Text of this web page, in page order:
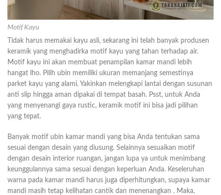
Motif Kayu
Tidak harus memakai kayu asli, sekarang ini telah banyak produsen
keramik yang menghadirka motif kayu yang tahan terhadap air.
Motif kayu ini akan membuat penampilan kamar mandi lebih
hangat lho. Pilih ubin memiliki ukuran memanjang semestinya
parket kayu yang alami. Yakinkan melengkapi lantai dengan susunan
anti slip hingga aman dipakai di tempat basah. Psst, untuk Anda
yang menyenangi gaya rustic, keramik motif ini bisa jadi pilihan
yang tepat.
Banyak motif ubin kamar mandi yang bisa Anda tentukan sama
sesuai dengan desain yang diusung. Selainnya sesuaikan motif
dengan desain interior ruangan, jangan lupa ya untuk menimbang
keunggulannya sama sesuai dengan keperluan Anda. Keseleruhan
warna pada kamar mandi harus juga diperhitungkan, supaya kamar
mandi masih tetap kelihatan cantik dan menenangkan . Maka,